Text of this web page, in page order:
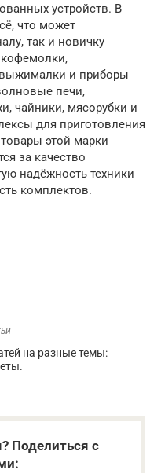
устройств. В
что может
так и новичку
кофемолки,
и приборы
печи,
чайники, мясорубки и
для приготовления
этой марки
за качество
надёжность техники
комплектов.
на разные темы:
Поделиться с